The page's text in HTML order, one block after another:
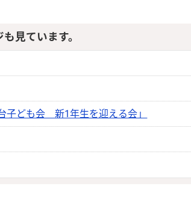
見ています。
子ども会 新1年生を迎える会」